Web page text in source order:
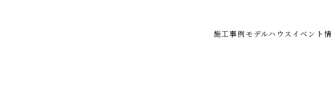
施工事例モデルハウス イベント